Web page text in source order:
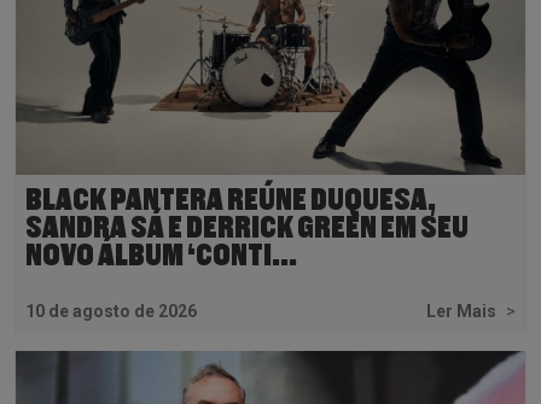
BLACK PANTERA REÚNE DUQUESA,
SANDRA SÁ E DERRICK GREEN EM SEU
NOVO ÁLBUM ‘CONTI...
10 de agosto de 2026 Ler Mais >